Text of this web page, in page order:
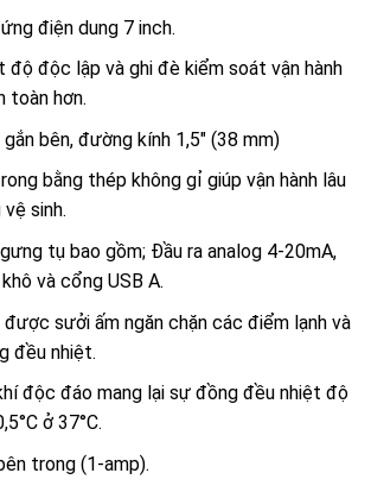
điện dung 7 inch.
độ độc lập và ghi đè kiểm soát vận hành
toàn hơn.
bên, đường kính 1,5″ (38 mm)
bằng thép không gỉ giúp vận hành lâu
sinh.
tụ bao gồm; Đầu ra analog 4-20mA,
và cổng USB A.
được sưởi ấm ngăn chặn các điểm lạnh và
đều nhiệt.
độc đáo mang lại sự đồng đều nhiệt độ
ở 37°C.
trong (1-amp).